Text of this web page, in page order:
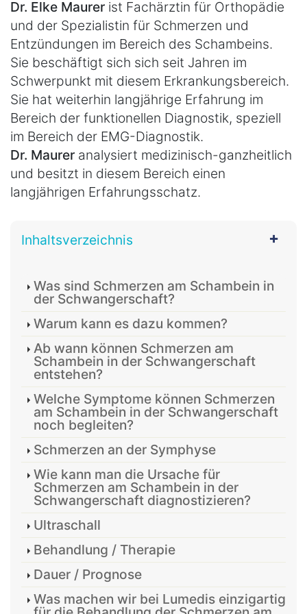
Dr. Elke Maurer ist Fachärztin für Orthopädie
und der Spezialistin für Schmerzen und
Entzündungen im Bereich des Schambeins.
Sie beschäftigt sich sich seit Jahren im
Schwerpunkt mit diesem Erkrankungsbereich.
Sie hat weiterhin langjährige Erfahrung im
Bereich der funktionellen Diagnostik, speziell
im Bereich der EMG-Diagnostik.
Dr. Maurer analysiert medizinisch-ganzheitlich
und besitzt in diesem Bereich einen
langjährigen Erfahrungsschatz.
Inhaltsverzeichnis
Was sind Schmerzen am Schambein in
der Schwangerschaft?
Warum kann es dazu kommen?
Ab wann können Schmerzen am
Schambein in der Schwangerschaft
entstehen?
Welche Symptome können Schmerzen
am Schambein in der Schwangerschaft
noch begleiten?
Schmerzen an der Symphyse
Wie kann man die Ursache für
Schmerzen am Schambein in der
Schwangerschaft diagnostizieren?
Ultraschall
Behandlung / Therapie
Dauer / Prognose
Was machen wir bei Lumedis einzigartig